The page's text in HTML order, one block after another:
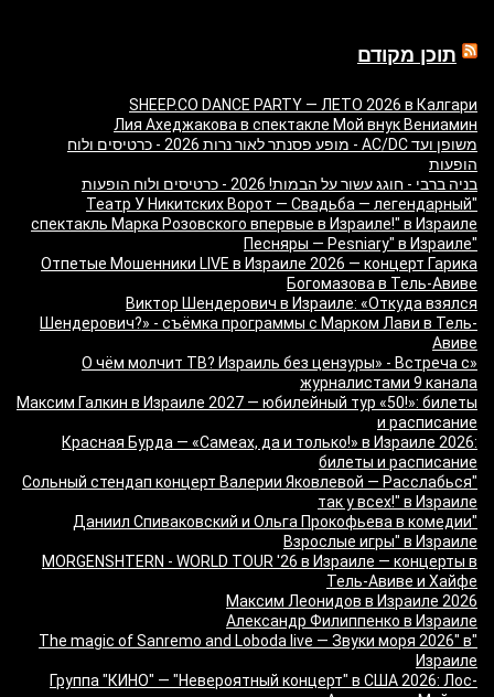
תוכן מקודם
SHEEP.CO DANCE PARTY — ЛЕТО 2026 в Калгари
Лия Ахеджакова в спектакле Мой внук Вениамин
משופן ועד AC/DC - מופע פסנתר לאור נרות 2026 - כרטיסים ולוח
הופעות
בניה ברבי - חוגג עשור על הבמות! 2026 - כרטיסים ולוח הופעות
"Театр У Никитских Ворот — Свадьба — легендарный
спектакль Марка Розовского впервые в Израиле!" в Израиле
"Песняры — Pesniary" в Израиле
Отпетые Мошенники LIVE в Израиле 2026 — концерт Гарика
Богомазова в Тель-Авиве
Виктор Шендерович в Израиле: «Откуда взялся
Шендерович?» - съёмка программы с Марком Лави в Тель-
Авиве
«О чём молчит ТВ? Израиль без цензуры» - Встреча с
журналистами 9 канала
Максим Галкин в Израиле 2027 — юбилейный тур «50!»: билеты
и расписание
Красная Бурда — «Самеах, да и только!» в Израиле 2026:
билеты и расписание
"Сольный стендап концерт Валерии Яковлевой — Расслабься
так у всех!" в Израиле
"Даниил Спиваковский и Ольга Прокофьева в комедии
Взрослые игры" в Израиле
MORGENSHTERN - WORLD TOUR '26 в Израиле — концерты в
Тель-Авиве и Хайфе
Максим Леонидов в Израиле 2026
Александр Филиппенко в Израиле
"The magic of Sanremo and Loboda live — Звуки моря 2026" в
Израиле
Группа "КИНО" — "Невероятный концерт" в США 2026: Лос-